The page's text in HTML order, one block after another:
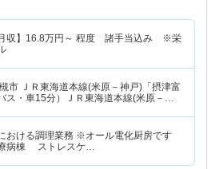
収】 16.8万円～ 程度 諸手当込み ※栄
市 ＪＲ東海道本線(米原－神戸)「摂津富
ス・車15分）ＪＲ東海道本線(米原－神
おける調理業務 ※オール電化厨房です
病棟 ストレスケ…